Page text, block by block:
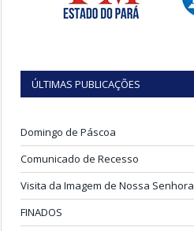
ÚLTIMAS PUBLICAÇÕES
Domingo de Páscoa
Comunicado de Recesso
Visita da Imagem de Nossa Senhora
FINADOS